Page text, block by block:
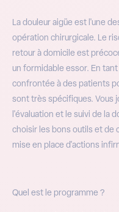
La douleur aigüe est l'une
opération chirurgicale. Le
retour à domicile est
un formidable essor. En
confrontée à des patients
sont très spécifiques. Vous
l'évaluation et le suivi de la
choisir les bons outils et de
mise en place d'actions
Quel est le programme ?